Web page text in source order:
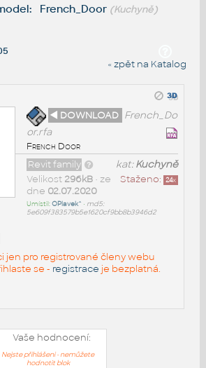
French_Door (Kuchyně)
« zpět na Katalog
◄ DOWNLOAD French_Do
or.rfa
French Door
kat:Kuchyně
Revit family
Staženo: 24x
Velikost 296kB• ze
dne 02.07.2020
Umístil:OPlavek^ • md5:
5e609f383579b5e1620cf9bb8b3946d2
jen pro registrované členy webu
se - registrace je bezplatná.
Vaše hodnocení:
Nejste přihlášeni - nemůžete
hodnotit blok